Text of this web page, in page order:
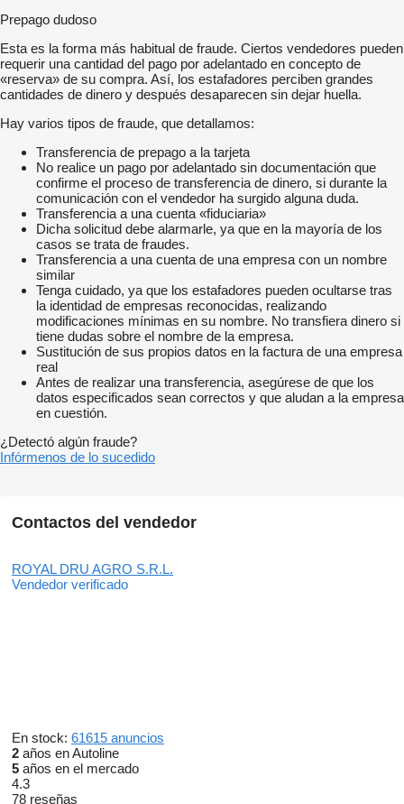
Prepago dudoso
Esta es la forma más habitual de fraude. Ciertos vendedores pueden
requerir una cantidad del pago por adelantado en concepto de
«reserva» de su compra. Así, los estafadores perciben grandes
cantidades de dinero y después desaparecen sin dejar huella.
Hay varios tipos de fraude, que detallamos:
Transferencia de prepago a la tarjeta
No realice un pago por adelantado sin documentación que
confirme el proceso de transferencia de dinero, si durante la
comunicación con el vendedor ha surgido alguna duda.
Transferencia a una cuenta «fiduciaria»
Dicha solicitud debe alarmarle, ya que en la mayoría de los
casos se trata de fraudes.
Transferencia a una cuenta de una empresa con un nombre
similar
Tenga cuidado, ya que los estafadores pueden ocultarse tras
la identidad de empresas reconocidas, realizando
modificaciones mínimas en su nombre. No transfiera dinero si
tiene dudas sobre el nombre de la empresa.
Sustitución de sus propios datos en la factura de una empresa
real
Antes de realizar una transferencia, asegúrese de que los
datos especificados sean correctos y que aludan a la empresa
en cuestión.
¿Detectó algún fraude?
Infórmenos de lo sucedido
Contactos del vendedor
ROYAL DRU AGRO S.R.L.
Vendedor verificado
En stock: 61615 anuncios
2 años en Autoline
5 años en el mercado
4.3
78 reseñas